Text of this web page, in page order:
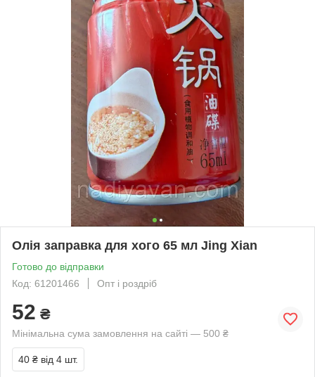
Олія заправка для хого 65 мл Jing Xian
Готово до відправки
Код: 61201466
Опт і роздріб
52 ₴
Мінімальна сума замовлення на сайті — 500 ₴
40 ₴ від 4 шт.